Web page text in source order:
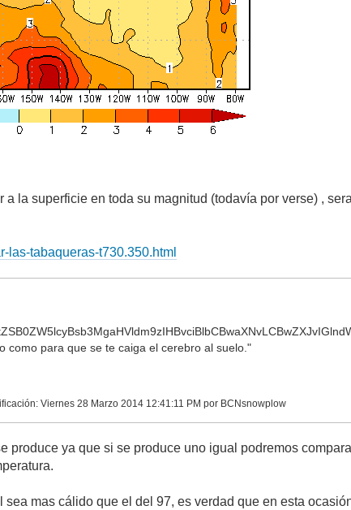
la superficie en toda su magnitud (todavía por verse) ,
las-tabaqueras-t730.350.html
como para que se te caiga el cerebro al suelo."
: Viernes 28 Marzo 2014 12:41:11 PM por BCNsnowplow
produce ya que si se produce uno igual podremos
mas cálido que el del 97, es verdad que en esta